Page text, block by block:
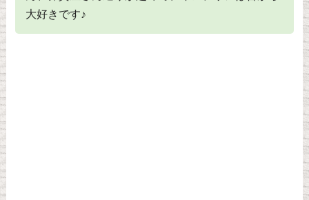
大好きです♪